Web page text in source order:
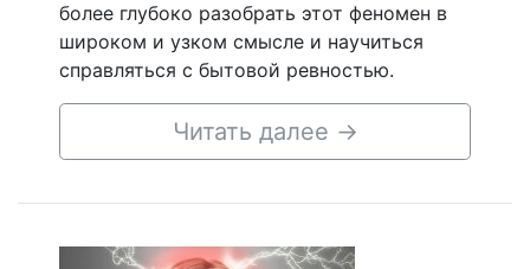
более глубоко разобрать этот феномен в
широком и узком смысле и научиться
справляться с бытовой ревностью.
Читать далее →